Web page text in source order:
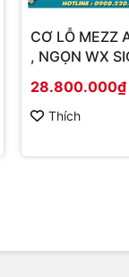
CƠ LỖ MEZZ
, NGỌN WX
28.800.000₫
Thích